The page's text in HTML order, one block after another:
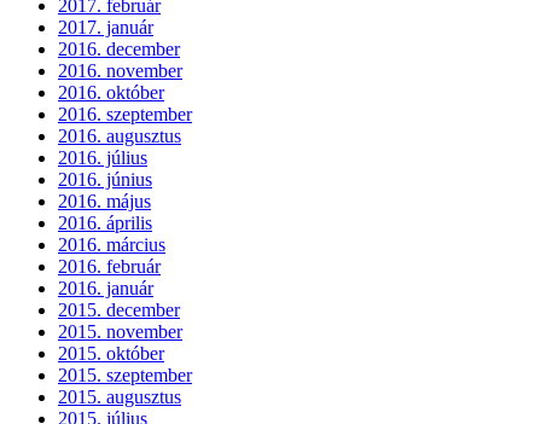
2017. február
2017. január
2016. december
2016. november
2016. október
2016. szeptember
2016. augusztus
2016. július
2016. június
2016. május
2016. április
2016. március
2016. február
2016. január
2015. december
2015. november
2015. október
2015. szeptember
2015. augusztus
2015. július